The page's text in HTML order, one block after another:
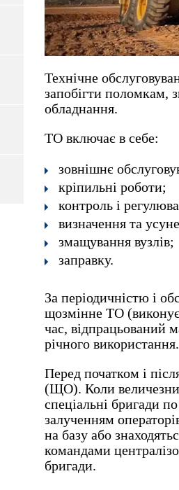
Технічне
запобігти поломкам,
обладнання.
ТО включає в себе:
зовнішнє
кріпильні роботи;
контроль і
визначення та
змащування вузлів;
заправку.
За періодичністю і
щозмінне ТО
час, відпрацьований
річного використання.
Перед початком і
(ЩО). Коли
спеціальні бригади
залученням
на базу або
командами
бригади.